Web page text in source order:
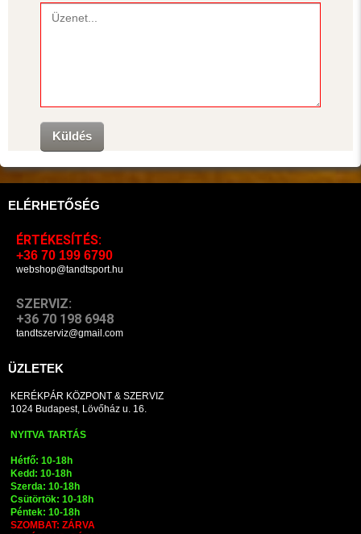
Küldés
ELÉRHETŐSÉG
ÉRTÉKESÍTÉS:
+36 70 199 6790
webshop@tandtsport.hu
SZERVIZ:
+36 70 198 6948
tandtszerviz@gmail.com
ÜZLETEK
KERÉKPÁR KÖZPONT & SZERVIZ
1024 Budapest, Lövőház u. 16.
NYITVA TARTÁS
Hétfő: 10-18h
Kedd: 10-18h
Szerda: 10-18h
Csütörtök: 10-18h
Péntek: 10-18h
SZOMBAT: ZÁRVA